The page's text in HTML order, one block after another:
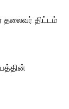
தலைவர் திட்டம்